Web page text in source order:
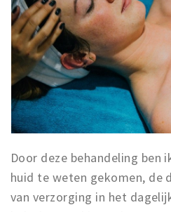
Door deze behandeling ben
huid te weten gekomen, de
van verzorging in het